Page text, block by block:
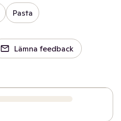
Pasta
Lämna feedback